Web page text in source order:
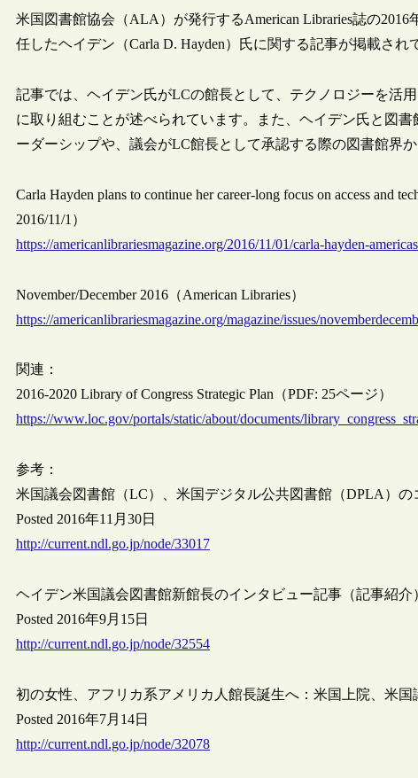
米国図書館協会（ALA）が発行するAmerican Libraries誌の
任したヘイデン（Carla D. Hayden）氏に関する記事が掲載され
記事では、ヘイデン氏がLCの館長として、テクノロジーを活
に取り組むことが述べられています。また、ヘイデン氏と図
ーダーシップや、議会がLC館長として承認する際の図書館界
Carla Hayden plans to continue her career-long focus on access and
2016/11/1）
https://americanlibrariesmagazine.org/2016/11/01/carla-hayden-
November/December 2016（American Libraries）
https://americanlibrariesmagazine.org/magazine/issues/
関連：
2016-2020 Library of Congress Strategic Plan（PDF: 25ページ）
https://www.loc.gov/portals/static/about/documents/
参考：
米国議会図書館（LC）、米国デジタル公共図書館（DPLA）の
Posted 2016年11月30日
http://current.ndl.go.jp/node/33017
ヘイデン米国議会図書館新館長のインタビュー記事（記事紹介
Posted 2016年9月15日
http://current.ndl.go.jp/node/32554
初の女性、アフリカ系アメリカ人館長誕生へ：米国上院、米
Posted 2016年7月14日
http://current.ndl.go.jp/node/32078